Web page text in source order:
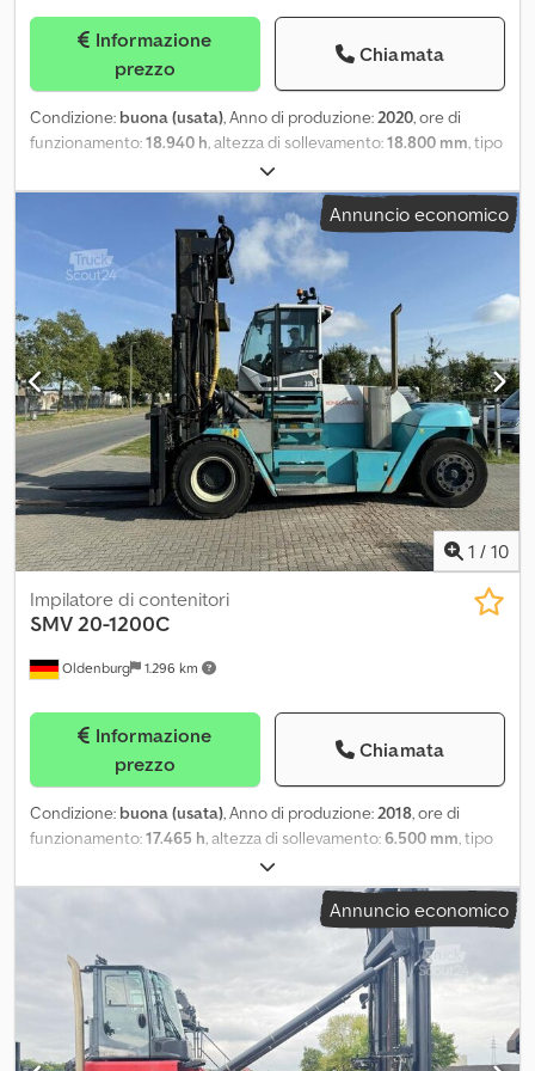
prezzo
Chiamata
Condizione: buona (usata), Anno di produzione:2020, ore di
funzionamento:18.940 h, altezza di sollevamento:18.800 mm, tipo
185 kW (251,53 CV)
motori:Diesel - Volvo TAD881VE TierV, Sistema di lubrificazione
centralizzato, telecamera, funzione Autostop 30´ Pneumatici
anteriori: 4 x 14.00-24 / Superelastik / 80 - 100% Pneumatici
posteriori: 2 x 14.00-24 / Superelastik / 80 - 100% Scorrevole
laterale, riscaldamento, cabina completa, climatizzatore = Ulteriori
informazioni = Pesi Peso a vuoto: 43.140 kg Caratteristiche
Capacità di sollevamento: 10.000 kg Altezza: 1.035 cm Condizioni
Condizioni tecniche: buone Condizioni estetiche: buone Ulteriori
informazioni Condizioni dei pneumatici anteriori: 80 - 100%
Condizioni dei pneumatici posteriori: 80 - 100% Pneumatici
anteriori: 14.00-24 Csdpsyrxkksfx Apyorf Pneumatici posteriori:
14.00-24 Ulteriori informazioni Per ulteriori informazioni,
contattare Marco Levermann.
Annuncio economico
1 / 10
Oldenburg 1.296 km
Impilatore di contenitori
SMV20-1200C
prezzo
Chiamata
Condizione: buona (usata), Anno di produzione:2018, ore di
funzionamento:17.465 h, altezza di sollevamento:6.500 mm, tipo
, tipo di montante:
(251,53 CV), costruttore di motori:Diesel - Volvo TAD871VE ( Tier
, Lubrificazione centralizzata / Sistema di lubrificazione
centralizzata. Telecamera ELME 508. Distributore di materiale
sfuso. Cabina mobile (disponibile con forcelle da 2,40 m).
Pneumatici anteriori: 4 x 14.00-24 / ad aria / 40-60% Pneumatici
posteriori: 4 x 14.00-24 / superelastici / 20-40% Distributore di
materiale sfuso Scorrimento laterale, dispositivo di regolazione
delle forche, 3° valvola, 4° valvola, fari di lavoro anteriori,
Annuncio economico